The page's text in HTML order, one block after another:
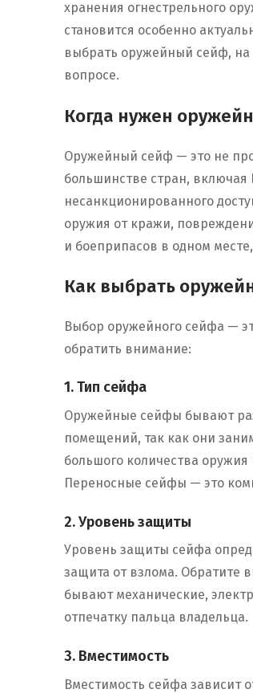
хранения огнестрельного
становится особенно
выбрать оружейный сейф,
вопросе.
Когда нужен
Оружейный сейф — это не
большинстве стран,
несанкционированного
оружия от кражи,
и боеприпасов в одном
Как выбрать
Выбор оружейного сейфа —
обратить внимание:
1. Тип сейфа
Оружейные сейфы бывают
помещений, так как они
большого количества
Переносные сейфы — это
2. Уровень защиты
Уровень защиты сейфа
защита от взлома. Обратите
бывают механические,
отпечатку пальца владельца.
3. Вместимость
Вместимость сейфа зависит